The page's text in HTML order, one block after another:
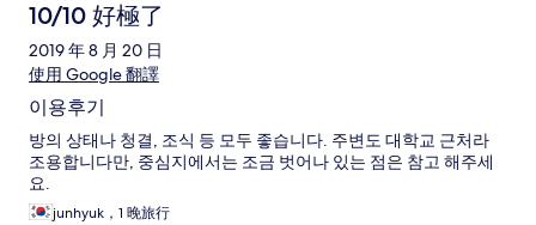
10/10 好極了
2019 年 8 月 20 日
使用 Google 翻譯
이용후기
방의 상태나 청결, 조식 등 모두 좋습니다. 주변도 대학교 근처라
조용합니다만, 중심지에서는 조금 벗어나 있는 점은 참고 해주세
요.
junhyuk，1 晚旅行